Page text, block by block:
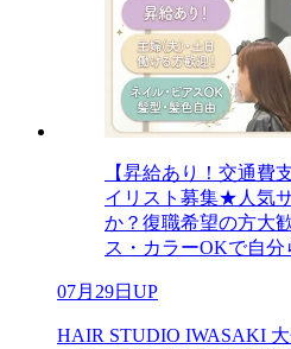
【昇給あり！交通費
イリスト募集★人気
か？復職希望の方大
ス・カラーOKで自分
07月29日UP
HAIR STUDIO IWASAKI